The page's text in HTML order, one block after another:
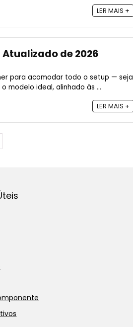
LER MAIS +
Atualizado de 2026
para acomodar todo o setup — seja
modelo ideal, alinhado às ...
LER MAIS +